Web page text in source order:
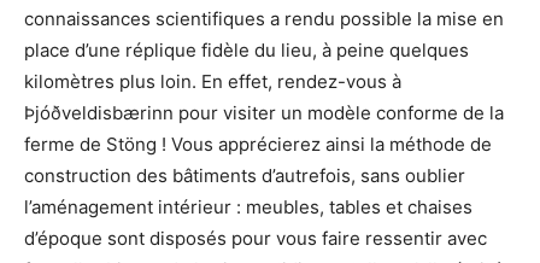
connaissances scientifiques a rendu possible la mise en
place d’une réplique fidèle du lieu, à peine quelques
kilomètres plus loin. En effet, rendez-vous à
Þjóðveldisbærinn pour visiter un modèle conforme de la
ferme de Stöng ! Vous apprécierez ainsi la méthode de
construction des bâtiments d’autrefois, sans oublier
l’aménagement intérieur : meubles, tables et chaises
d’époque sont disposés pour vous faire ressentir avec